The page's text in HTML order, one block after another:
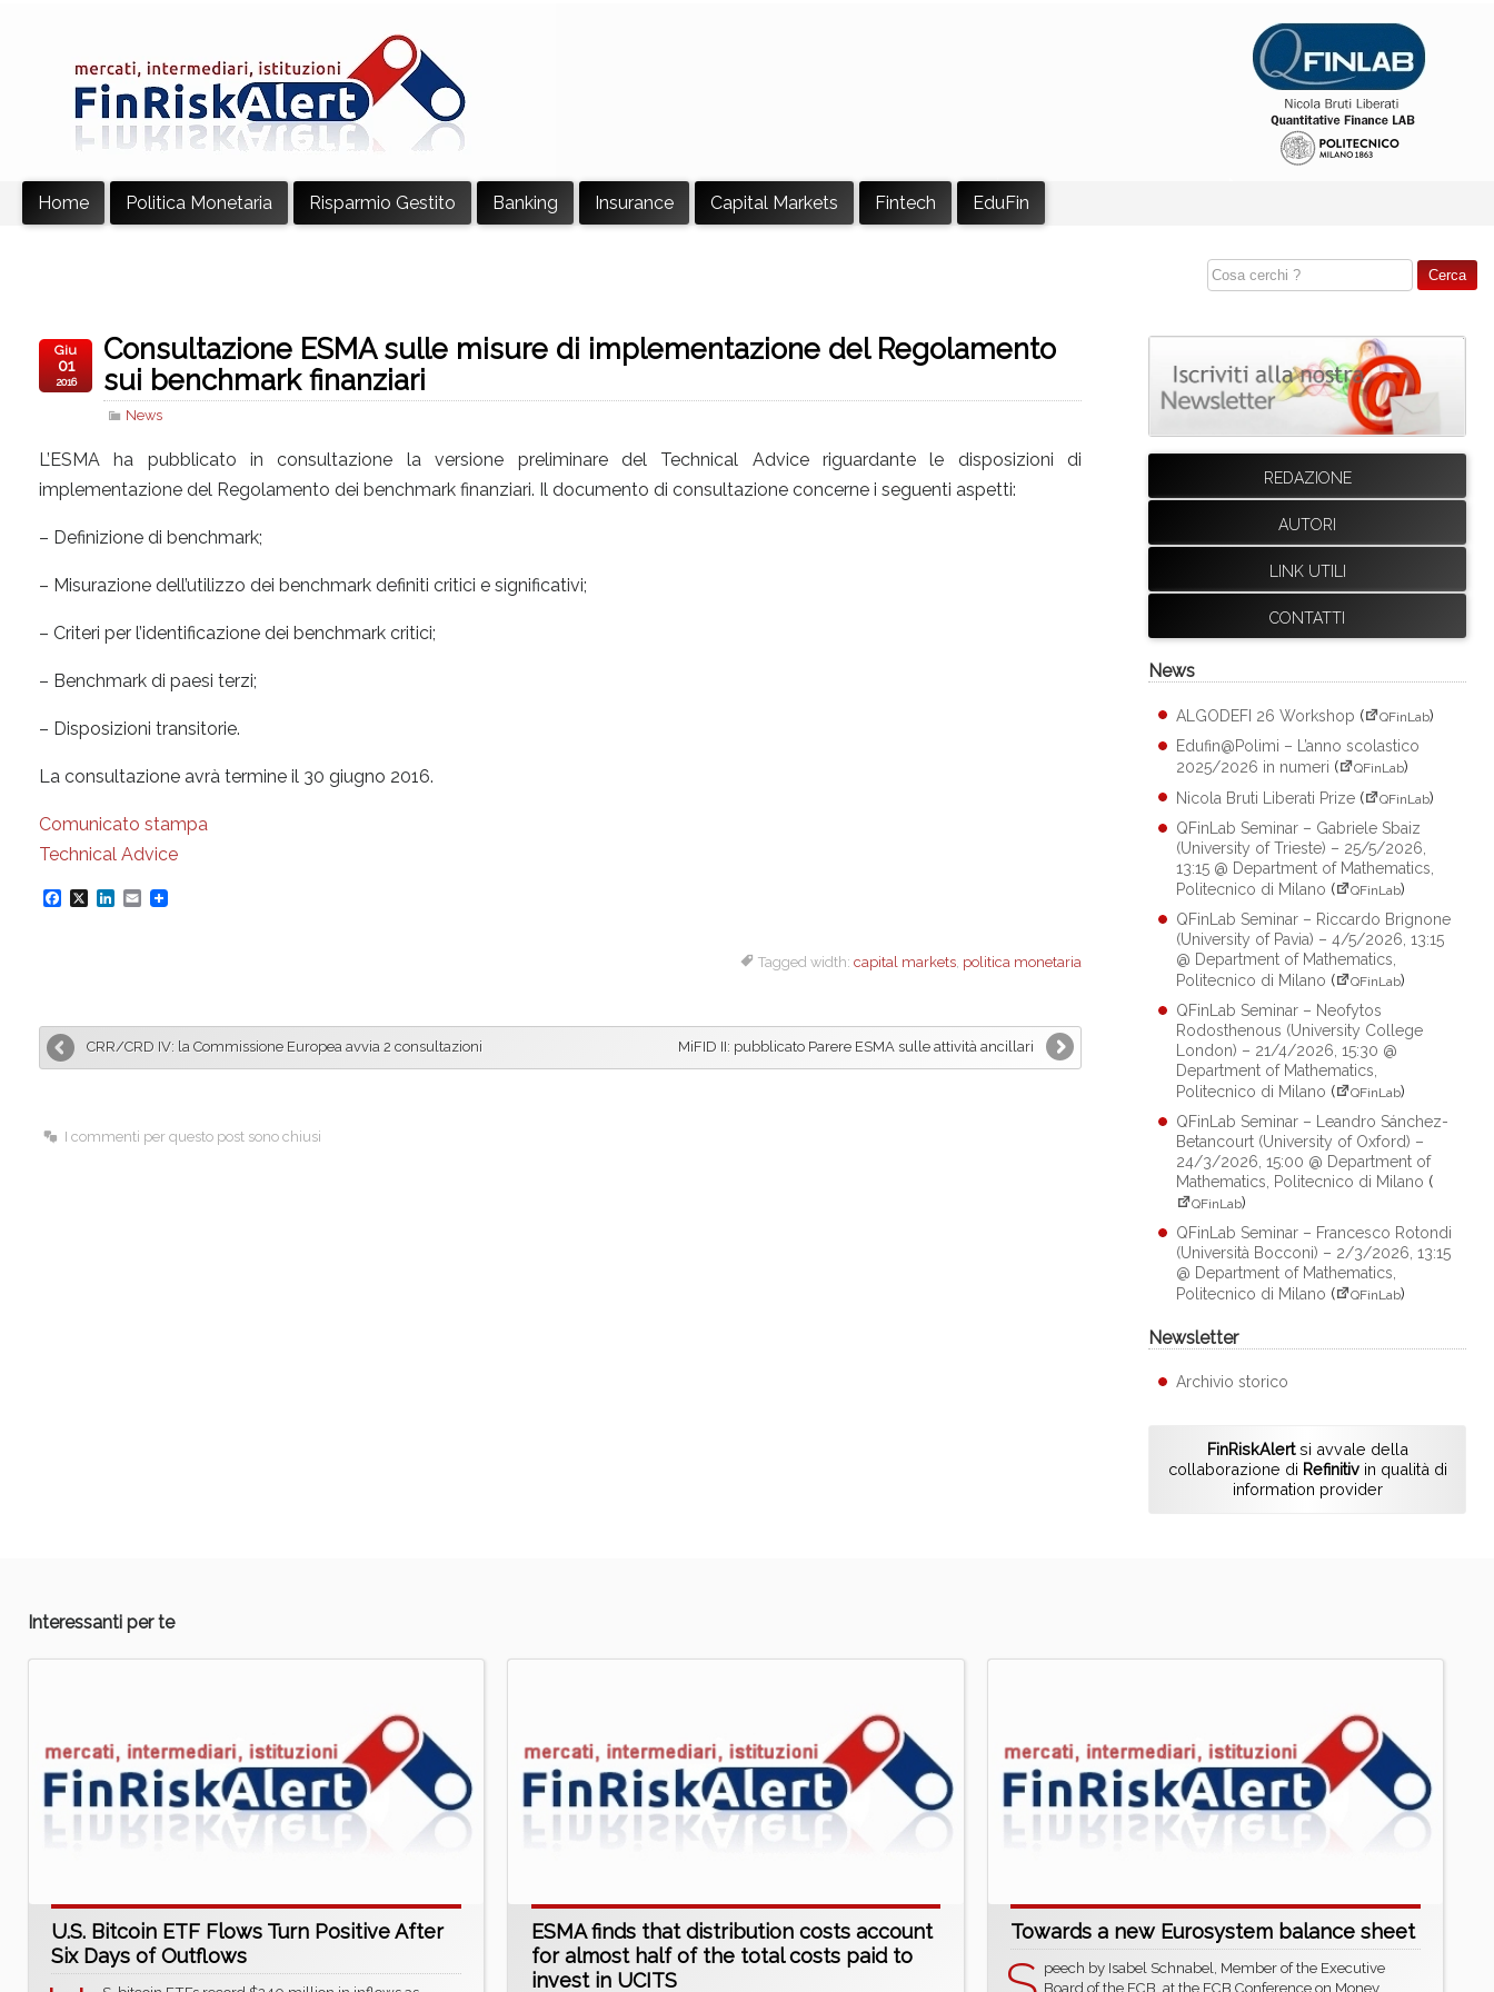
Home Politica Monetaria Risparmio Gestito Banking Insurance Capital Markets Fintech EduFin
Consultazione ESMA sulle misure di implementazione del Regolamento
sui benchmark finanziari
News
Giu
01
2016
L’ESMA ha pubblicato in consultazione la versione preliminare del Technical Advice riguardante le disposizioni di
implementazione del Regolamento dei benchmark finanziari. Il documento di consultazione concerne i seguenti aspetti:
– Definizione di benchmark;
– Misurazione dell’utilizzo dei benchmark definiti critici e significativi;
– Criteri per l’identificazione dei benchmark critici;
– Benchmark di paesi terzi;
– Disposizioni transitorie.
La consultazione avrà termine il 30 giugno 2016.
Comunicato stampa
Technical Advice
F
b
o
X
L
e
d
E
l
Tagged width: capital markets, politica monetaria
CRR/CRD IV: la Commissione Europea avvia 2 consultazioni MiFID II: pubblicato Parere ESMA sulle attività ancillari
I commenti per questo post sono chiusi
REDAZIONE
AUTORI
LINK UTILI
CONTATTI
News
ALGODEFI 26 Workshop ( QFinLab)
Edufin@Polimi – L’anno scolastico
2025/2026 in numeri ( QFinLab)
Nicola Bruti Liberati Prize ( QFinLab)
QFinLab Seminar – Gabriele Sbaiz
(University of Trieste) – 25/5/2026,
13:15 @ Department of Mathematics,
Politecnico di Milano ( QFinLab)
QFinLab Seminar – Riccardo Brignone
(University of Pavia) – 4/5/2026, 13:15
@ Department of Mathematics,
Politecnico di Milano ( QFinLab)
QFinLab Seminar – Neofytos
Rodosthenous (University College
London) – 21/4/2026, 15:30 @
Department of Mathematics,
Politecnico di Milano ( QFinLab)
QFinLab Seminar – Leandro Sánchez-
Betancourt (University of Oxford) –
24/3/2026, 15:00 @ Department of
Mathematics, Politecnico di Milano (
QFinLab)
QFinLab Seminar – Francesco Rotondi
(Università Bocconi) – 2/3/2026, 13:15
@ Department of Mathematics,
Politecnico di Milano ( QFinLab)
Newsletter
Archivio storico
FinRiskAlertsi avvale della
collaborazione di Refinitivin qualità di
information provider
Interessanti per te
U.S. Bitcoin ETF Flows Turn Positive After
Six Days of Outflows
ESMA finds that distribution costs account
for almost half of the total costs paid to
invest in UCITS
Towards a new Eurosystem balance sheet
peech by Isabel Schnabel, Member of the Executive
Board of the ECB, at the ECB Conference on Money